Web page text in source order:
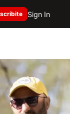
Sign In